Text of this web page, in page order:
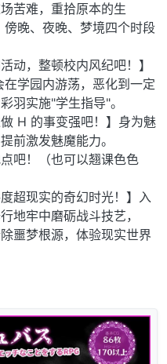
苦难，重拾原本的生
晚、夜晚、梦境四个时段
动，整顿校内风纪吧！】
学园内游荡，恶化到一定
羽实施"学生指导"。
H 的事变强吧！】身为魅
前激发魅魔能力。
吧！（也可以翘课色色
超现实的奇幻时光！】入
地牢中磨砺战斗技艺，
噩梦根源，体验现实世界